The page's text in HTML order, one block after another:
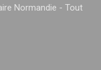
Normandie - Tout